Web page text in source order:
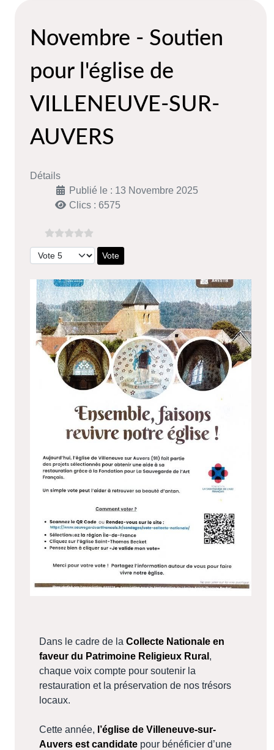
Novembre - Soutien
pour l'église de
VILLENEUVE-SUR-
AUVERS
Détails
Publié le : 13 Novembre 2025
Clics : 6575
Veuillez voter
Dans le cadre de la Collecte Nationale en
faveur du Patrimoine Religieux Rural ,
chaque voix compte pour soutenir la
restauration et la préservation de nos trésors
locaux.
Cette année, l’église de Villeneuve-sur-
Auvers est candidate pour bénéficier d’une